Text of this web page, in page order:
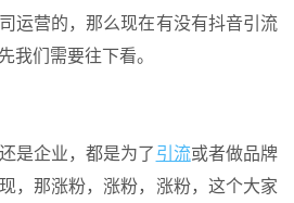
运营的，那么现在有没有抖音引流
我们需要往下看。
是企业，都是为了 引流或者做品牌
，那涨粉，涨粉，涨粉，这个大家